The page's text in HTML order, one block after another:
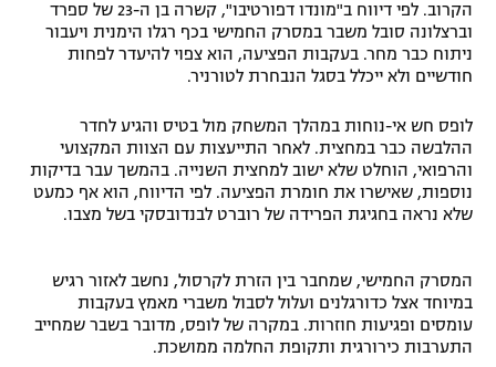
תקנון עבור פעילות אלקטרה
תקנון עבור פעילות ספורט 1 – "מרלן"
גיימינג E-Sports
תנאי שימוש
מדיניות פרטיות
רשיון להקרנה פומבית לבית עסק
בייסבול MLB
אומנויות לחימה
גיימינג E-Sports
הקרוב. לפי דיווח ב"מונדו דפורטיבו", קשרה בן ה-23 של ספרד
וברצלונה סובל משבר במסרק החמישי בכף רגלו הימנית ויעבור
ניתוח כבר מחר. בעקבות הפציעה, הוא צפוי להיעדר לפחות
חודשיים ולא ייכלל בסגל הנבחרת לטורניר.
לופס חש אי-נוחות במהלך המשחק מול בטיס והגיע לחדר
ההלבשה כבר במחצית. לאחר התייעצות עם הצוות המקצועי
והרפואי, הוחלט שלא ישוב למחצית השנייה. בהמשך עבר בדיקות
נוספות, שאישרו את חומרת הפציעה. לפי הדיווח, הוא אף כמעט
שלא נראה בחגיגת הפרידה של רוברט לבנדובסקי בשל מצבו.
המסרק החמישי, שמחבר בין הזרת לקרסול, נחשב לאזור רגיש
במיוחד אצל כדורגלנים ועלול לסבול משברי מאמץ בעקבות
עומסים ופגיעות חוזרות. במקרה של לופס, מדובר בשבר שמחייב
התערבות כירורגית ותקופת החלמה ממושכת.